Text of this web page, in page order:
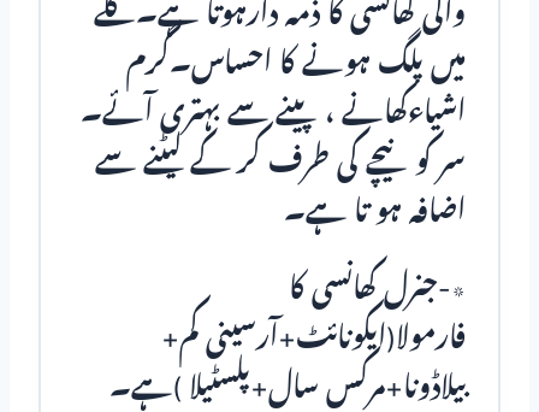
والی کھانسی کا ذمہ دارہوتا ہے۔گلے
میں پلگ ہونے کا احساس۔گرم
اشیاءکھانے ، پینے سے بہتری آئے۔
سر کو نیچے کی طرف کر کے لیٹنے سے
اضافہ ہو تا ہے۔
٭-جنرل کھانسی کا
فارمولا(ایکونائٹ+آرسینی کم+
بیلاڈونا+مرکس سال+پلسٹیلا )ہے۔